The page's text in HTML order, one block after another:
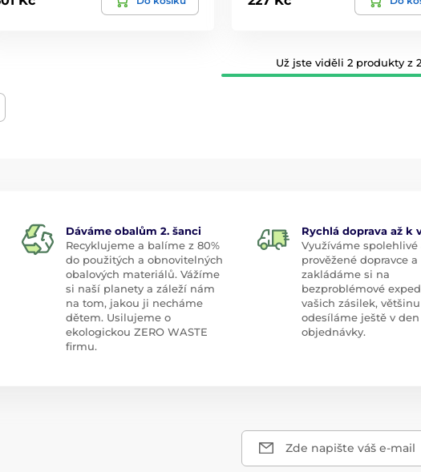
Už jste viděli 2 produkty z
Dáváme obalům 2. šanci
Recyklujeme a balíme z 80%
do použitých a obnovitelných
obalových materiálů. Vážíme
si naší planety a záleží nám
na tom, jakou ji necháme
dětem. Usilujeme o
ekologickou ZERO WASTE
firmu.
Rychlá doprava až k
Využíváme spolehlivé
prověžené dopravce a
zakládáme si na
bezproblémové
vašich zásilek,
odesíláme ještě v den
objednávky.
Zde napište váš e-mail